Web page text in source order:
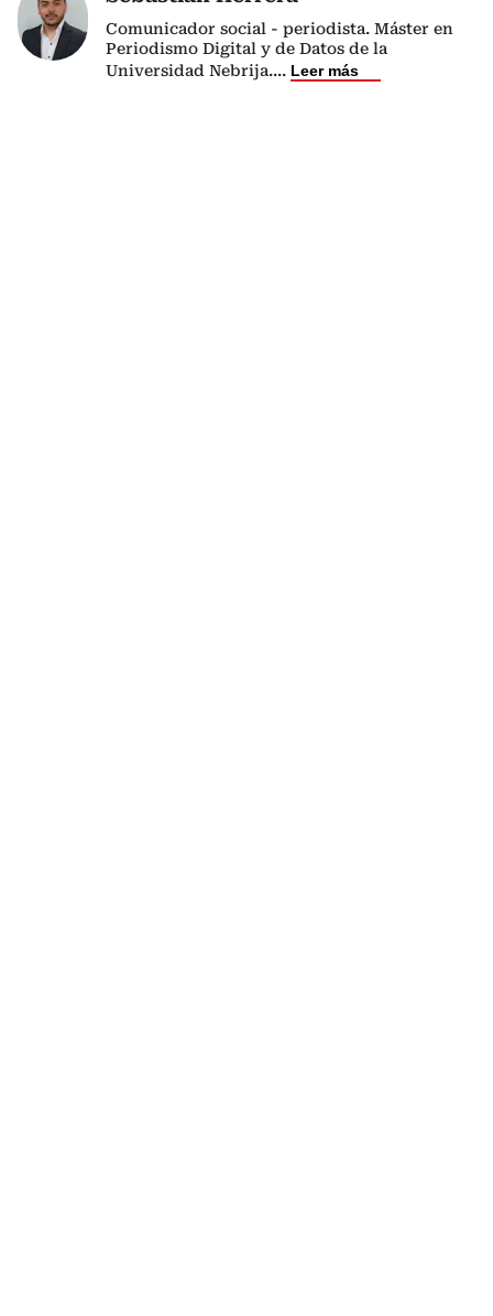
Comunicador social - periodista. Máster en
Periodismo Digital y de Datos de la
Universidad Nebrija.... Leer más